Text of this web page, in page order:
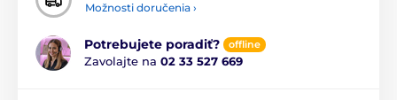
Možnosti doručenia ›
Potrebujete poradiť? offline
Zavolajte na 02 33 527 669